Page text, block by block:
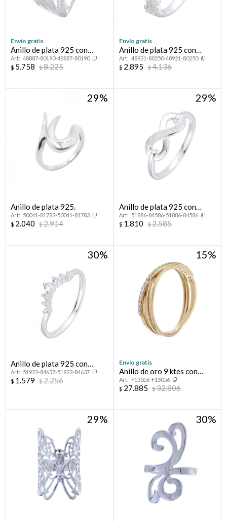
Envío gratis
Anillo de plata 925 con
circonias, TRENZA.
48887-80190-48887-80190
$ 5.758 $8.225
Envío gratis
Anillo de plata 925 con
circonias.
48921-80250-48921-80250
$ 2.895 $4.136
29
Anillo de plata 925.
50041-81783-50041-81783
$ 2.040 $2.914
29
Anillo de plata 925 con
circonias, INFINITO.
51886-84586-51886-84586
$ 1.810 $2.585
30
Anillo de plata 925 con
circonias, CORONITA.
51922-84637-51922-84637
$ 1.579 $2.256
15
Envío gratis
Anillo de oro 9 ktes con
circonias.
F13056-F13056
$ 27.885 $32.806
29 30